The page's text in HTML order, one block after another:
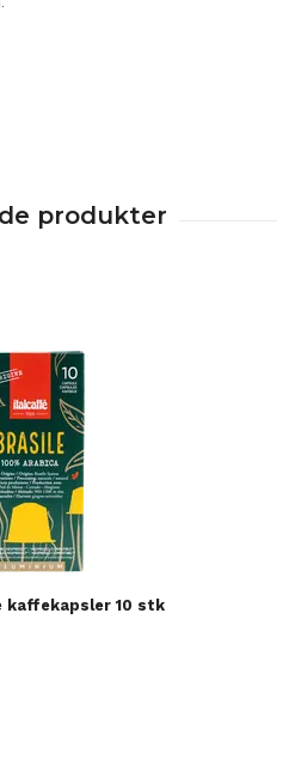
kaffekapsler 10 stk